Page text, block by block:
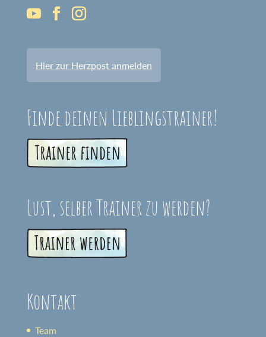
Hier zur Herzpost anmelden
Finde deinen Lieblingstrainer!
Lust, selber Trainer zu werden?
Kontakt
Team